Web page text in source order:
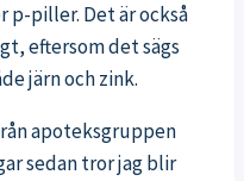
p-piller. Det är också
eftersom det sägs
järn och zink.
apoteksgruppen
sedan tror jag blir